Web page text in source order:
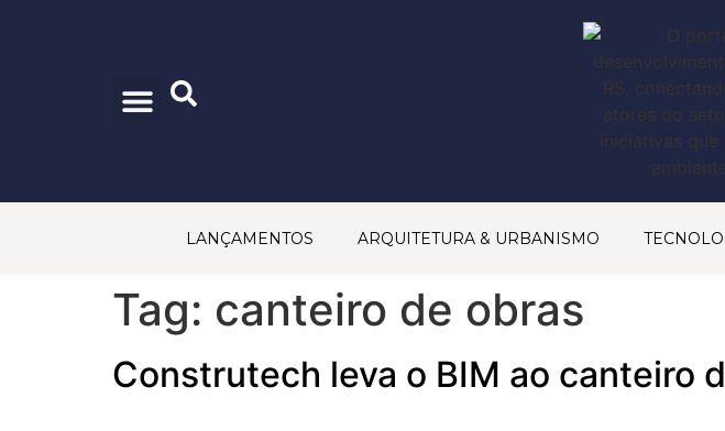
LANÇAMENTOS ARQUITETURA & URBANISMO
Tag: canteiro de obras
Construtech leva o BIM ao canteiro